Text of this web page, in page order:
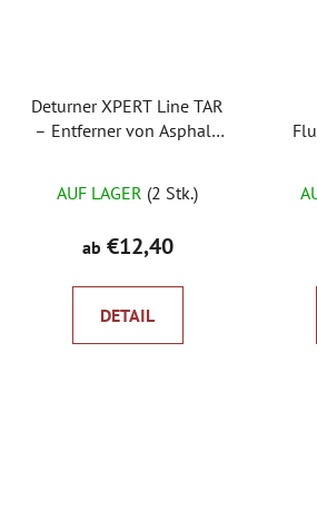
Deturner XPERT Line TAR
– Entferner von Asphalt,
AUF LAGER (2 Stk.)
ab €12,40
DETAIL